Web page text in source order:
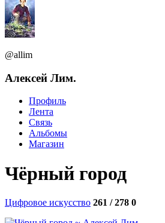
@allim
Алексей Лим.
Профиль
Лента
Связь
Альбомы
Магазин
Чёрный город
Цифровое искусство 261 / 278 0